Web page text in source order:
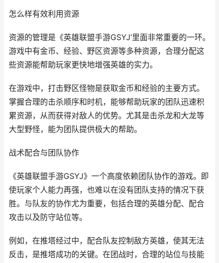
怎么样有效利用资源
资源的管理是《英雄联盟手游GSYJ’里面非常重要的一环。
游戏中有金币、经验、野区资源等多种资源，合理分配这
些资源能帮助玩家更快地增强英雄的实力。
在游戏中，打击野区怪物是获取金币和经验的主要方式。
掌握合理的击杀顺序和时机，能够帮助玩家的团队迅速积
累资源，从而获得对敌人的优势。尤其是击杀龙和大龙等
大型野怪，能为团队提供极大的帮助。
战术配合与团队协作
《英雄联盟手游GSYJ》一个高度依赖团队协作的游戏。即
使玩家个人能力再强，也难以在没有团队支持的情况下获
胜。与队友的协作尤为重要，包括合理的英雄分配、配合
攻击以及防守站位等。
例如，在推塔经过中，配合队友控制敌方英雄，使其无法
反击，是推塔成功的关键。在团战时，合理的站位与技能